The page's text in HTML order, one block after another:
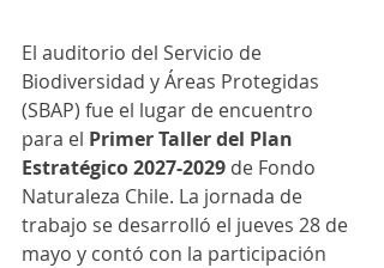
El auditorio del Servicio de
Biodiversidad y Áreas Protegidas
(SBAP) fue el lugar de encuentro
para el Primer Taller del Plan
Estratégico 2027-2029 de Fondo
Naturaleza Chile. La jornada de
trabajo se desarrolló el jueves 28 de
mayo y contó con la participación